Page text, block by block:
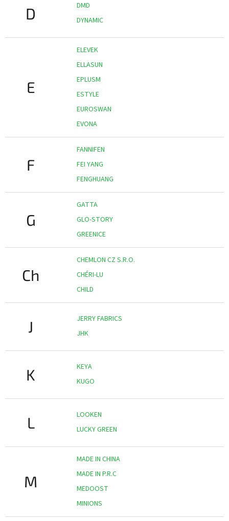
D
DMD
DYNAMIC
E
ELEVEK
ELLASUN
EPLUSM
ESTYLE
EUROSWAN
EVONA
F
FANNIFEN
FEI YANG
FENGHUANG
G
GATTA
GLO-STORY
GREENICE
Ch
CHEMLON CZ S.R.O.
CHÉRI-LU
CHILD
J
JERRY FABRICS
JHK
K
KEYA
KUGO
L
LOOKEN
LUCKY GREEN
M
MADE IN CHINA
MADE IN P.R.C
MEDOOST
MINIONS